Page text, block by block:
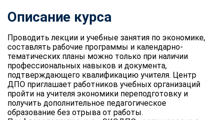
Описание курса
Проводить лекции и учебные занятия по экономике,
составлять рабочие программы и календарно-
тематических планы можно только при наличии
профессиональных навыков и документа,
подтверждающего квалификацию учителя. Центр
ДПО приглашает работников учебных организаций
пройти на учителя экономики переподготовку и
получить дополнительное педагогическое
образование без отрыва от работы.